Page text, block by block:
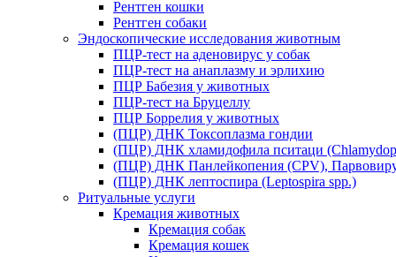
Рентген кошки
Рентген собаки
Эндоскопические исследования животным
ПЦР-тест на аденовирус у собак
ПЦР-тест на анаплазму и эрлихию
ПЦР Бабезия у животных
ПЦР-тест на Бруцеллу
ПЦР Боррелия у животных
(ПЦР) ДНК Токсоплазма гондии
(ПЦР) ДНК хламидофила пситаци
(ПЦР) ДНК Панлейкопения (CPV),
(ПЦР) ДНК лептоспира (Leptospira spp.)
Ритуальные услуги
Кремация животных
Кремация собак
Кремация кошек